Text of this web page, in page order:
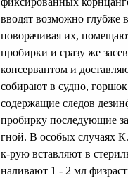
вводят возможно глубже
поворачивая их,
пробирки и сразу же
консервантом и
собирают в судно,
содержащие следов
пробирку последующие
гной. В особых случаях
к-рую вставляют в
наливают 1 - 2 мл